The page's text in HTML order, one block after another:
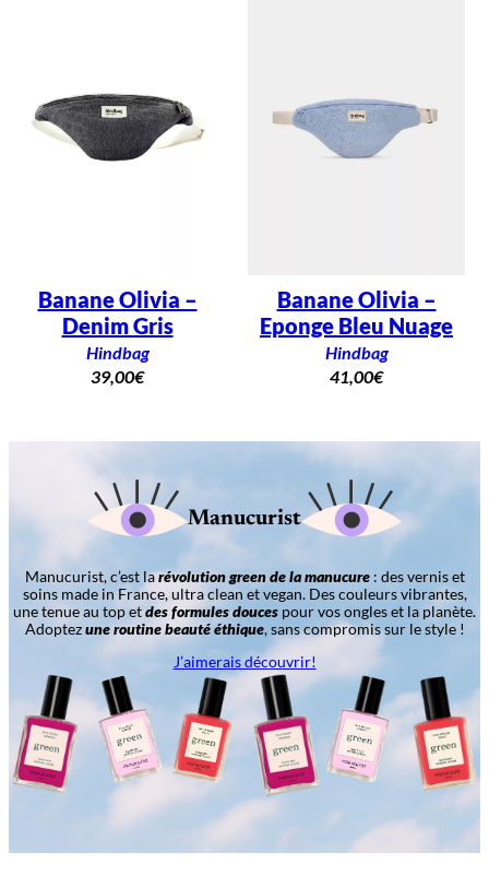
Banane Olivia –
Denim Gris
Hindbag
39,00€
Banane Olivia –
Eponge Bleu Nuage
Hindbag
41,00€
Manucurist
Manucurist, c’est larévolution green de la manucure: des vernis et
soins made in France, ultra clean et vegan. Des couleurs vibrantes,
une tenue au top etdes formules douces pour vos ongles et la planète.
Adoptezune routine beauté éthique, sans compromis sur le style !
J’aimerais découvrir!